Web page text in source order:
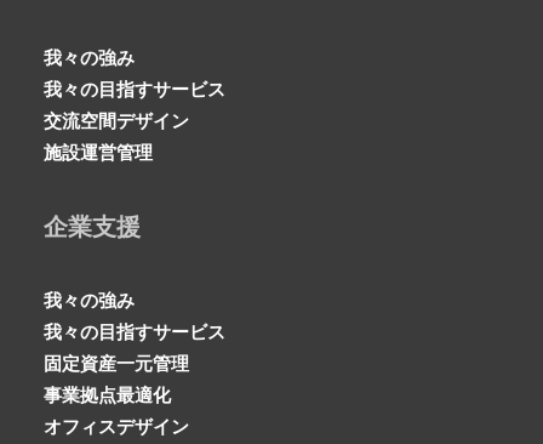
我々の強み
我々の目指すサービス
交流空間デザイン
施設運営管理
企業支援
我々の強み
我々の目指すサービス
固定資産一元管理
事業拠点最適化
オフィスデザイン